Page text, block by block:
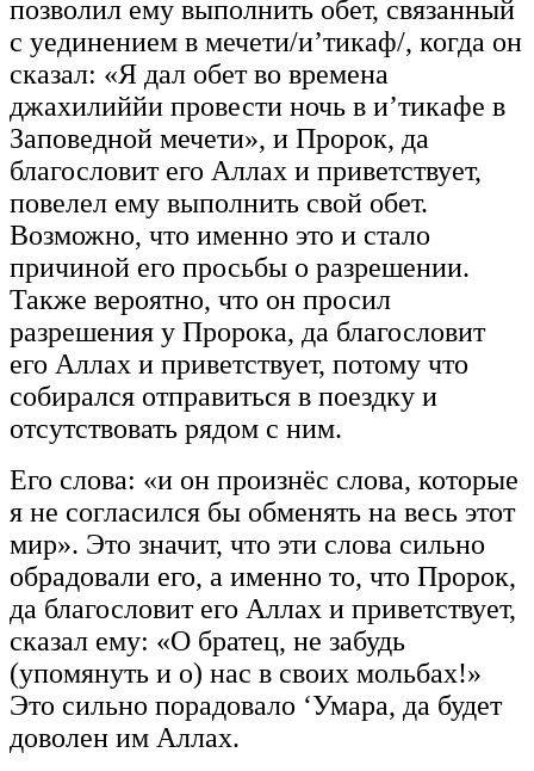
позволил ему выполнить обет, связанный
с уединением в мечети/и’тикаф/, когда он
сказал: «Я дал обет во времена
джахилиййи провести ночь в и’тикафе в
Заповедной мечети», и Пророк, да
благословит его Аллах и приветствует,
повелел ему выполнить свой обет.
Возможно, что именно это и стало
причиной его просьбы о разрешении.
Также вероятно, что он просил
разрешения у Пророка, да благословит
его Аллах и приветствует, потому что
собирался отправиться в поездку и
отсутствовать рядом с ним.
Его слова: «и он произнёс слова, которые
я не согласился бы обменять на весь этот
мир». Это значит, что эти слова сильно
обрадовали его, а именно то, что Пророк,
да благословит его Аллах и приветствует,
сказал ему: «О братец, не забудь
(упомянуть и о) нас в своих мольбах!»
Это сильно порадовало ‘Умара, да будет
доволен им Аллах.